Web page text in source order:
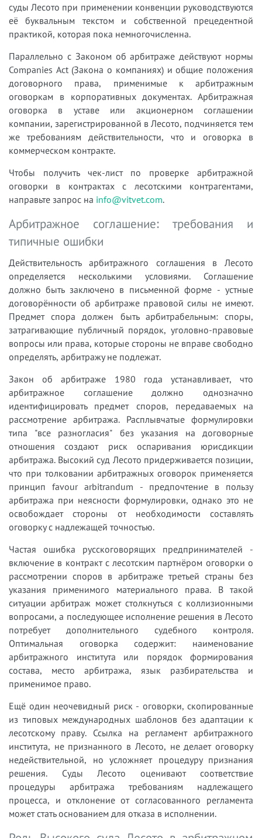
суды Лесото при применении конвенции руководствуются
её буквальным текстом и собственной прецедентной
практикой, которая пока немногочисленна.
Параллельно с Законом об арбитраже действуют нормы
Companies Act (Закона о компаниях) и общие положения
договорного права, применимые к арбитражным
оговоркам в корпоративных документах. Арбитражная
оговорка в уставе или акционерном соглашении
компании, зарегистрированной в Лесото, подчиняется тем
же требованиям действительности, что и оговорка в
коммерческом контракте.
Чтобы получить чек-лист по проверке арбитражной
оговорки в контрактах с лесотскими контрагентами,
направьте запрос на info@vitvet.com.
Арбитражное соглашение: требования и
типичные ошибки
Действительность арбитражного соглашения в Лесото
определяется несколькими условиями. Соглашение
должно быть заключено в письменной форме - устные
договорённости об арбитраже правовой силы не имеют.
Предмет спора должен быть арбитрабельным: споры,
затрагивающие публичный порядок, уголовно-правовые
вопросы или права, которые стороны не вправе свободно
определять, арбитражу не подлежат.
Закон об арбитраже 1980 года устанавливает, что
арбитражное соглашение должно однозначно
идентифицировать предмет споров, передаваемых на
рассмотрение арбитража. Расплывчатые формулировки
типа "все разногласия" без указания на договорные
отношения создают риск оспаривания юрисдикции
арбитража. Высокий суд Лесото придерживается позиции,
что при толковании арбитражных оговорок применяется
принцип favour arbitrandum - предпочтение в пользу
арбитража при неясности формулировки, однако это не
освобождает стороны от необходимости составлять
оговорку с надлежащей точностью.
Частая ошибка русскоговорящих предпринимателей -
включение в контракт с лесотским партнёром оговорки о
рассмотрении споров в арбитраже третьей страны без
указания применимого материального права. В такой
ситуации арбитраж может столкнуться с коллизионными
вопросами, а последующее исполнение решения в Лесото
потребует дополнительного судебного контроля.
Оптимальная оговорка содержит: наименование
арбитражного института или порядок формирования
состава, место арбитража, язык разбирательства и
применимое право.
Ещё один неочевидный риск - оговорки, скопированные
из типовых международных шаблонов без адаптации к
лесотскому праву. Ссылка на регламент арбитражного
института, не признанного в Лесото, не делает оговорку
недействительной, но усложняет процедуру признания
решения. Суды Лесото оценивают соответствие
процедуры арбитража требованиям надлежащего
процесса, и отклонение от согласованного регламента
может стать основанием для отказа в исполнении.